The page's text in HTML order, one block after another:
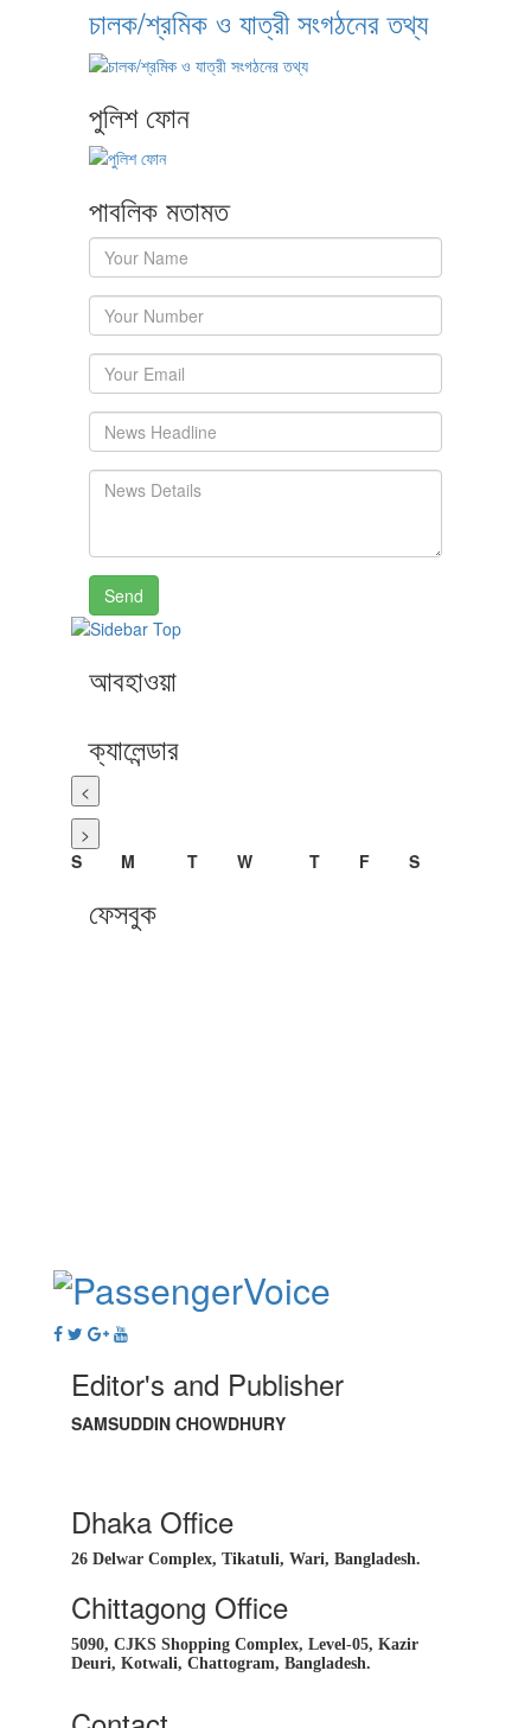
চালক/শ্রমিক ও যাত্রী সংগঠনের তথ্য
পুলিশ ফোন
পাবলিক মতামত
Send
আবহাওয়া
ক্যালেন্ডার
<
>
S
M T W T F S
ফেসবুক
Editor's and Publisher
SAMSUDDIN CHOWDHURY
Dhaka Office
26 Delwar Complex, Tikatuli, Wari, Bangladesh.
Chittagong Office
5090, CJKS Shopping Complex, Level-05, Kazir
Deuri, Kotwali, Chattogram, Bangladesh.